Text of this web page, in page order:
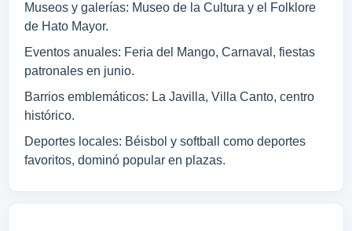
Museos y galerías: Museo de la Cultura y el Folklore
de Hato Mayor.
Eventos anuales: Feria del Mango, Carnaval, fiestas
patronales en junio.
Barrios emblemáticos: La Javilla, Villa Canto, centro
histórico.
Deportes locales: Béisbol y softball como deportes
favoritos, dominó popular en plazas.